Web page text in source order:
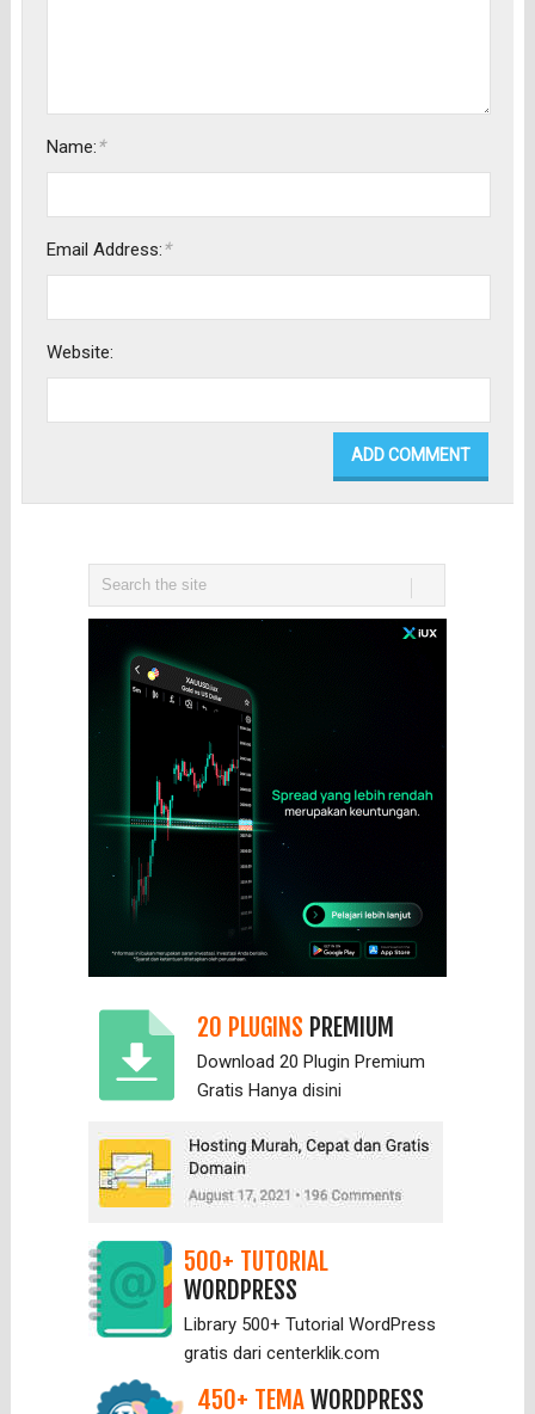
Name:*
Email Address:*
Website:
20 PLUGINS PREMIUM
Download 20 Plugin Premium
Gratis Hanya disini
500+ TUTORIAL
WORDPRESS
Library 500+ Tutorial WordPress
gratis dari centerklik.com
450+ TEMAWORDPRESS